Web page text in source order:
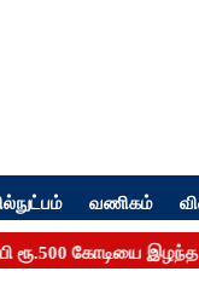
வணிகம்